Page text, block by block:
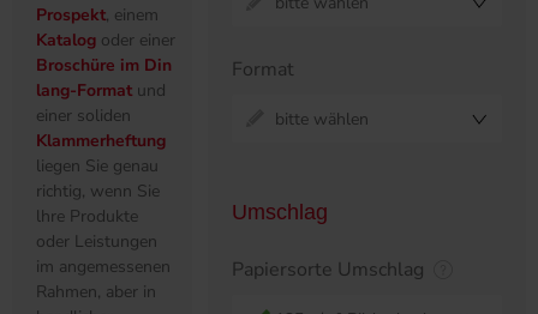
Prospekt, einem
Katalog oder einer
Broschüre im Din
lang-Format und
einer soliden
Klammerheftung
liegen Sie genau
richtig, wenn Sie
lhre Produkte
oder Leistungen
im angemessenen
Rahmen, aber in
Format
bitte wählen
Umschlag
Papiersorte Umschlag